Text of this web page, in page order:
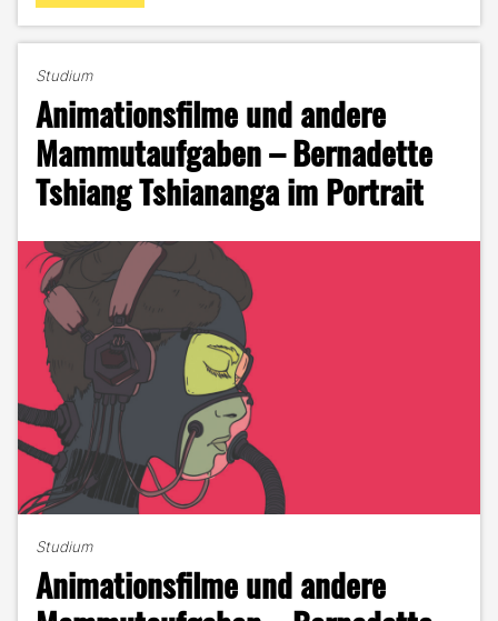
–
zum
klassischen
Berufseinstieg"
Studium
Animationsfilme und andere
Mammutaufgaben – Bernadette
Tshiang Tshiananga im Portrait
Studium
Animationsfilme und andere